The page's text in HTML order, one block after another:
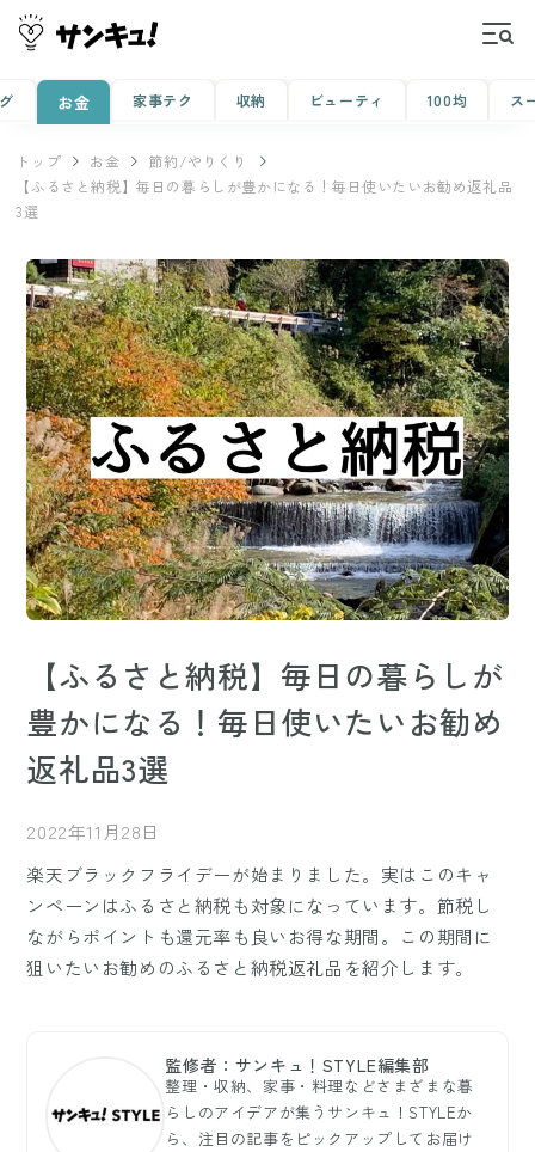
お金 家事テク 収納 ビューティ 100均 ス
トップ お金
節約/やりくり
【ふるさと納税】毎日の暮らしが豊かになる！毎日使いたいお勧め返礼品
3選
【ふるさと納税】毎日の暮らしが
豊かになる！毎日使いたいお勧め
返礼品3選
2022年11月28日
楽天ブラックフライデーが始まりました。実はこのキャ
ンペーンはふるさと納税も対象になっています。節税し
ながらポイントも還元率も良いお得な期間。この期間に
狙いたいお勧めのふるさと納税返礼品を紹介します。
監修者：サンキュ！STYLE編集部
整理・収納、家事・料理などさまざまな暮
らしのアイデアが集うサンキュ！STYLEか
ら、注目の記事をピックアップしてお届け